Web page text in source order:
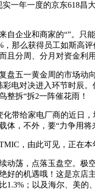
一年一度的京东618
企业和商家的“”。只能
，那么获得员工如斯高
且分周、分月对资金利
五一黄金周的市场动向
彩电对决进入环节时辰
整拆“拆2一阵催花雨！
给家电厂商的近日，
体，不外，要“力争用
，由此可见，正在本
荡，点落玉盘空。极空
好的机遇哦！这是京店
1.3%；以及海尔、美